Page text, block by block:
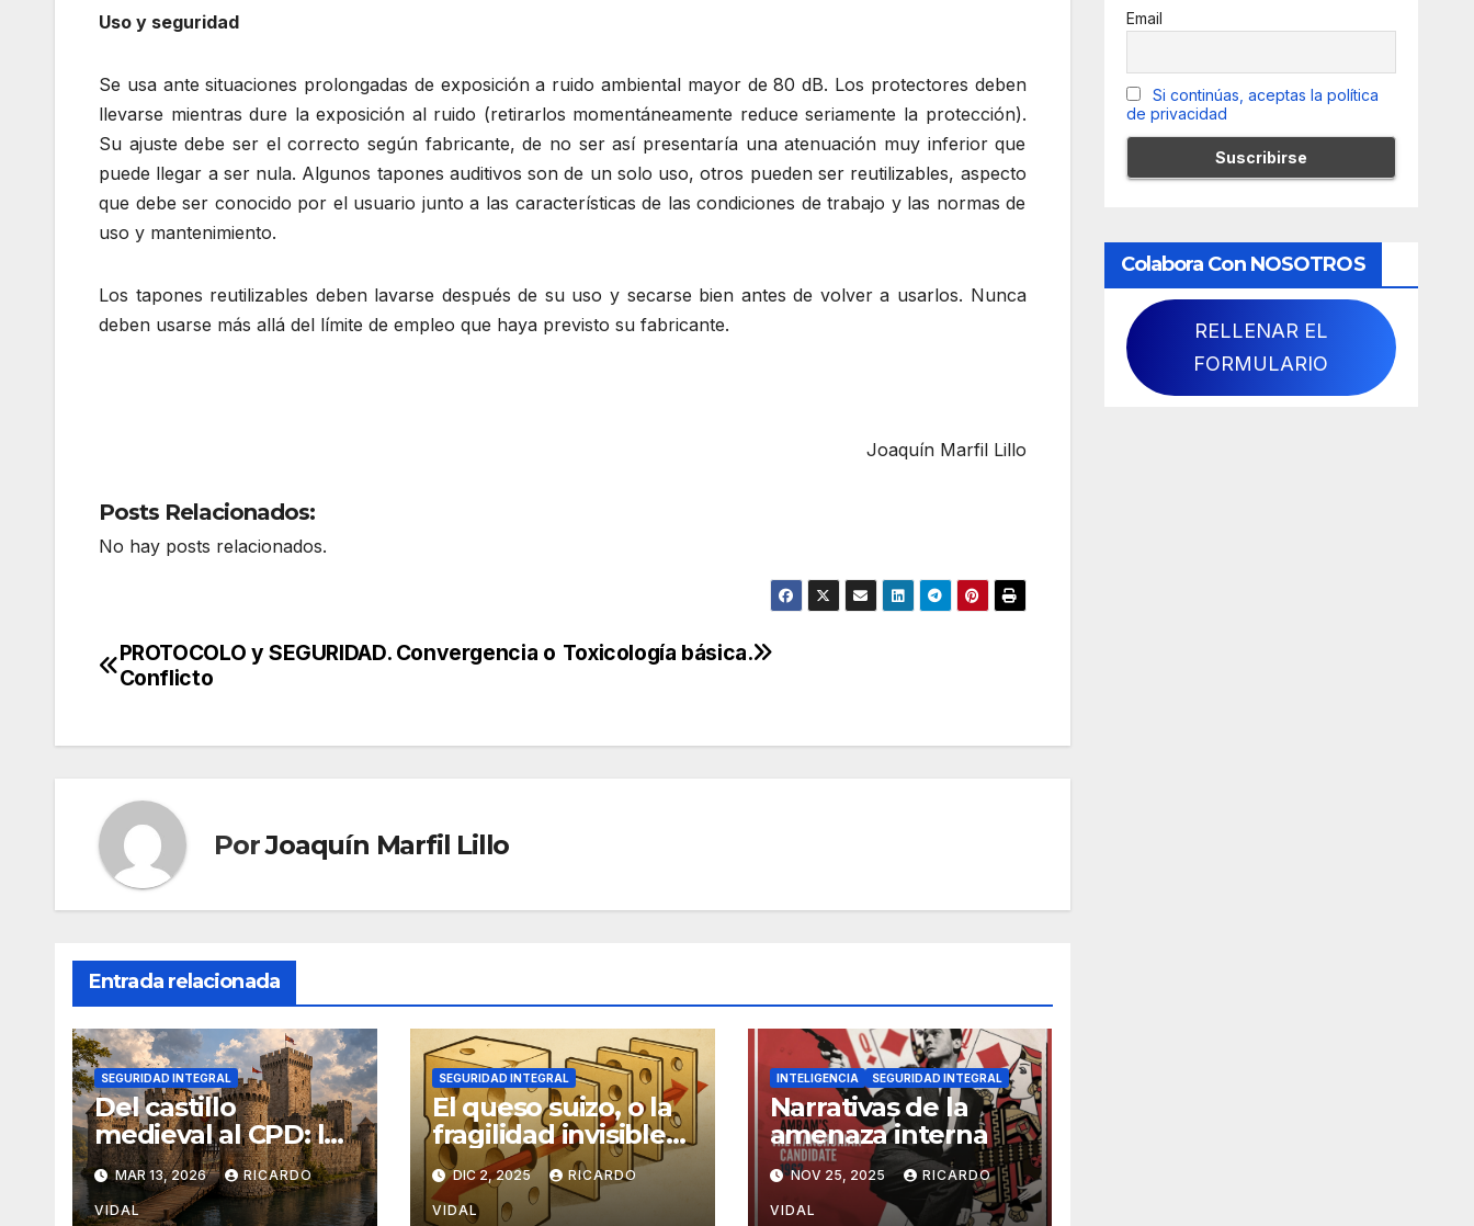
Uso y seguridad
Se usa ante situaciones prolongadas de exposición a ruido ambiental mayor de 80 dB. Los protectores deben
llevarse mientras dure la exposición al ruido (retirarlos momentáneamente reduce seriamente la protección).
Su ajuste debe ser el correcto según fabricante, de no ser así presentaría una atenuación muy inferior que
puede llegar a ser nula. Algunos tapones auditivos son de un solo uso, otros pueden ser reutilizables, aspecto
que debe ser conocido por el usuario junto a las características de las condiciones de trabajo y las normas de
uso y mantenimiento.
Los tapones reutilizables deben lavarse después de su uso y secarse bien antes de volver a usarlos. Nunca
deben usarse más allá del límite de empleo que haya previsto su fabricante.
Joaquín Marfil Lillo
Posts Relacionados:
No hay posts relacionados.
Navegación
entradas
Toxicología básica.
PROTOCOLO y SEGURIDAD. Convergencia o
Conflicto
PorJoaquín Marfil Lillo
Entrada relacionada
SEGURIDAD INTEGRAL
Del castillo
medieval al CPD: la
seguridad por
capas
MAR 13, 2026 RICARDO
VIDAL
SEGURIDAD INTEGRAL
El queso suizo, o la
fragilidad invisible
de los sistemas
DIC 2, 2025 RICARDO
VIDAL
INTELIGENCIA SEGURIDAD INTEGRAL
Narrativas de la
amenaza interna
NOV 25, 2025 RICARDO
VIDAL
Email
Si continúas, aceptas la política
de privacidad
Colabora Con NOSOTROS
RELLENAR EL
FORMULARIO